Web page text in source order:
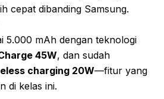
cepat dibanding Samsung.
5.000 mAh dengan teknologi
45W, dan sudah
charging 20W—fitur yang
di kelas ini.